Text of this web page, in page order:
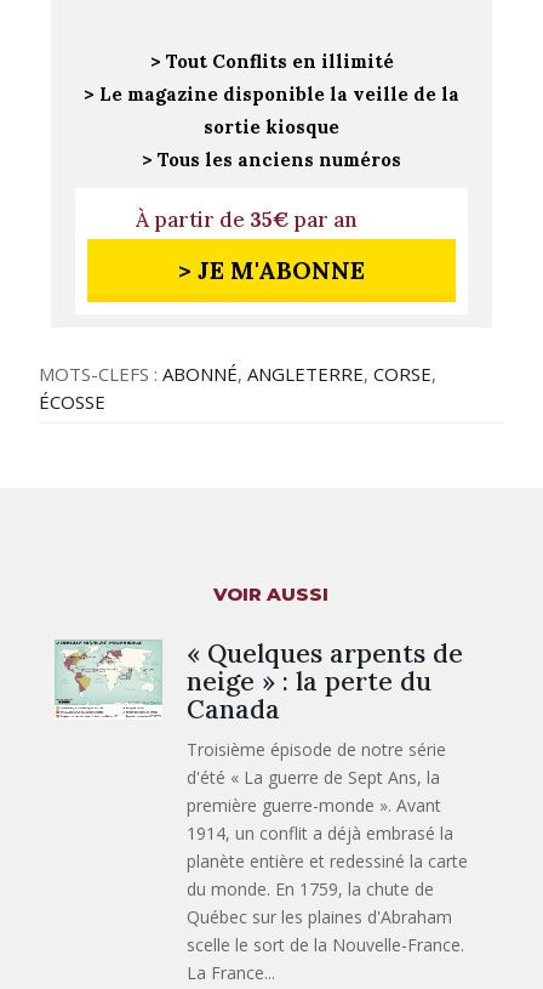
> Tout Conflits en illimité
> Le magazine disponible la veille de la
sortie kiosque
> Tous les anciens numéros
À partir de 35€par an
> JE M'ABONNE
MOTS-CLEFS :ABONNÉ,ANGLETERRE,CORSE,
ÉCOSSE
VOIR AUSSI
« Quelques arpents de
neige » : la perte du
Canada
Troisième épisode de notre série
d'été « La guerre de Sept Ans, la
première guerre-monde ». Avant
1914, un conflit a déjà embrasé la
planète entière et redessiné la carte
du monde. En 1759, la chute de
Québec sur les plaines d'Abraham
scelle le sort de la Nouvelle-France.
La France...